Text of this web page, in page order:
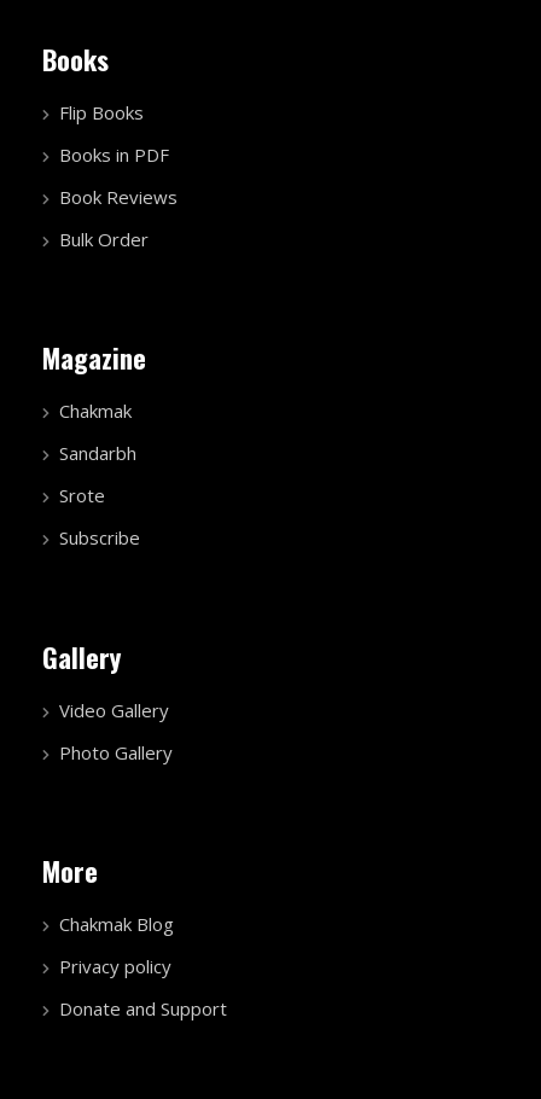
Books
Flip Books
Books in PDF
Book Reviews
Bulk Order
Magazine
Chakmak
Sandarbh
Srote
Subscribe
Gallery
Video Gallery
Photo Gallery
More
Chakmak Blog
Privacy policy
Donate and Support